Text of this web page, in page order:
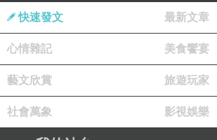
快速發文 最新文章
心情雜記 美食饗宴
藝文欣賞 旅遊玩家
社會萬象 影視娛樂